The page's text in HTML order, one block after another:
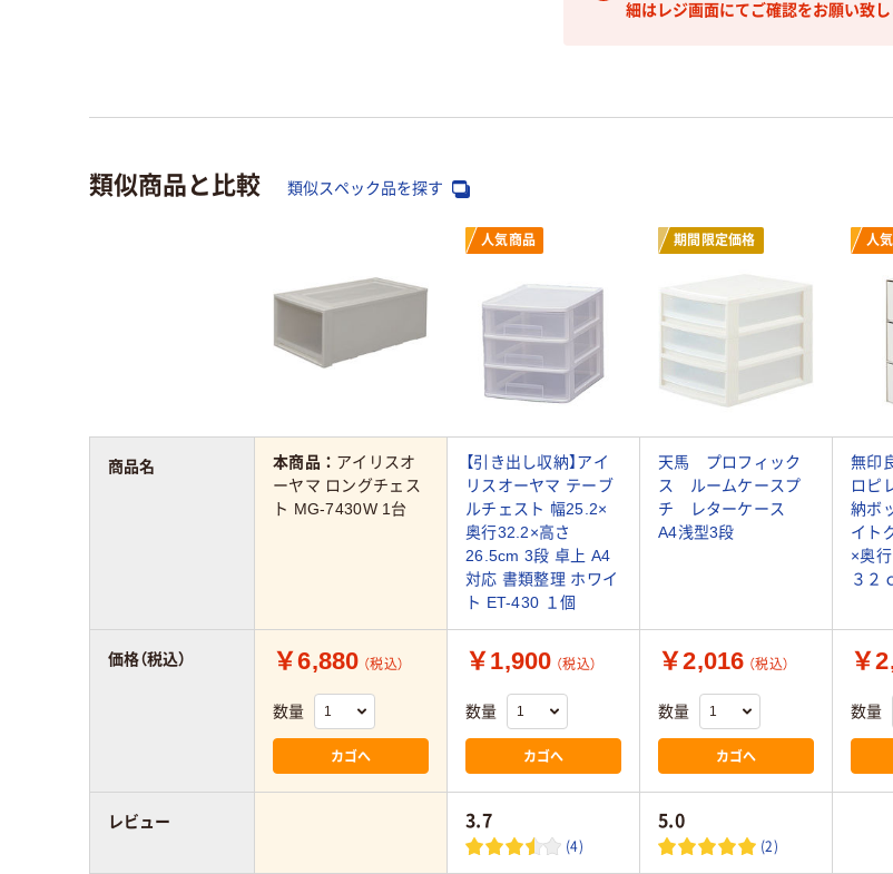
細はレジ画面にてご確認をお願い致し
類似商品と比較 類似スペック品を探す
人気商品 期間限定価格 人
本商品： アイリスオ
ーヤマ ロングチェス
ト MG-7430W 1台
【引き出し収納】アイ
リスオーヤマ テーブ
ルチェスト 幅25.2×
奥行32.2×高さ
26.5cm 3段 卓上 A4
対応 書類整理 ホワイ
ト ET-430 １個
天馬 プロフィック
ス ルームケースプ
チ レターケース
A4浅型3段
無印
ロピ
納ボ
イト
×奥
３２
￥6,880 （税込）
数量
カゴへ
￥1,900 （税込）
数量
カゴへ
￥2,016 （税込）
数量
カゴへ
￥
数量
3.7
(4)
5.0
(2)
商品名
価格（税込）
レビュー